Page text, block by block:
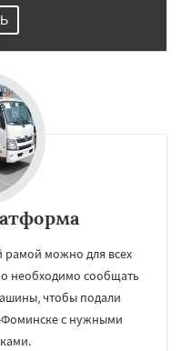
рамой можно для всех
необходимо сообщать
чтобы подали
с нужными